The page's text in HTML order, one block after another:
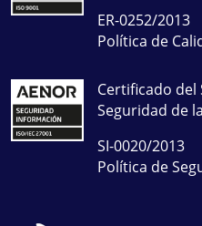
ER-0252/2013
Política de
Certificado del
Seguridad de
SI-0020/2013
Política de